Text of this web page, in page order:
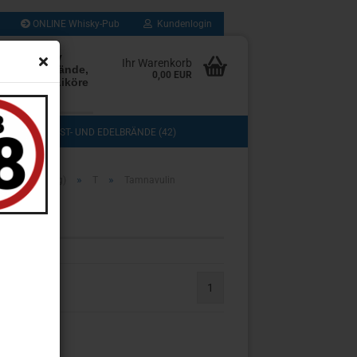
ONLINE Whisky-Pub Kundenlogin
Whisky
Edelbrände,
Cognac, Liköre
mehr
Ihr Warenkorb
0,00 EUR
OBST- UND EDELBRÄNDE (42)
(3)
(8)
Sortierung) » »
1